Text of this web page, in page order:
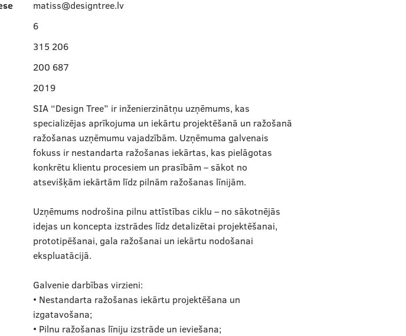
matiss@designtree.lv
6
315 206
200 687
2019
SIA “Design Tree” ir inženierzinātņu uzņēmums, kas
specializējas aprīkojuma un iekārtu projektēšanā un ražošanā
ražošanas uzņēmumu vajadzībām. Uzņēmuma galvenais
fokuss ir nestandarta ražošanas iekārtas, kas pielāgotas
konkrētu klientu procesiem un prasībām – sākot no
atsevišķām iekārtām līdz pilnām ražošanas līnijām.
Uzņēmums nodrošina pilnu attīstības ciklu – no sākotnējās
idejas un koncepta izstrādes līdz detalizētai projektēšanai,
prototipēšanai, gala ražošanai un iekārtu nodošanai
ekspluatācijā.
Galvenie darbības virzieni:
• Nestandarta ražošanas iekārtu projektēšana un
izgatavošana;
• Pilnu ražošanas līniju izstrāde un ieviešana;